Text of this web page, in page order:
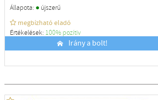
Állapota: ●újszerű
megbízható eladó
Értékelések: 100% pozítiv
Irány a bolt!